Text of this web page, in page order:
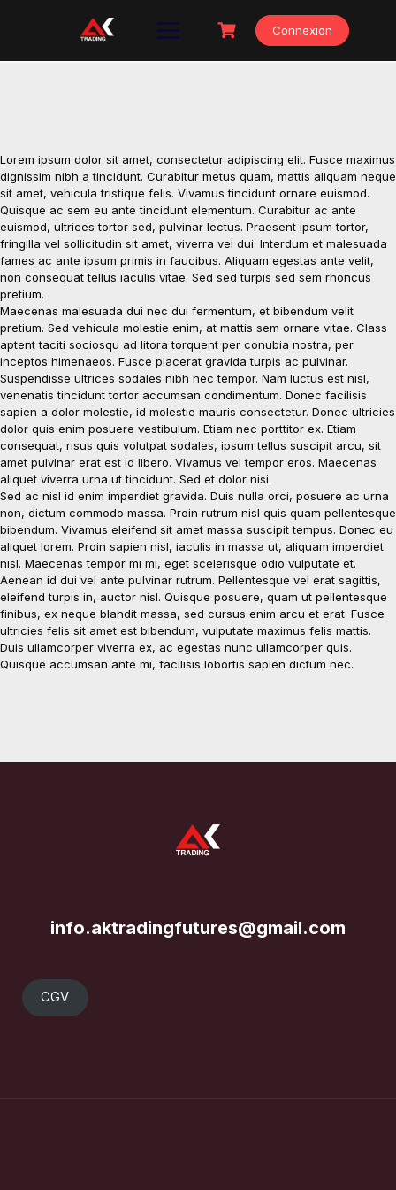
Connexion
Lorem ipsum dolor sit amet, consectetur adipiscing elit. Fusce maximus
dignissim nibh a tincidunt. Curabitur metus quam, mattis aliquam neque
sit amet, vehicula tristique felis. Vivamus tincidunt ornare euismod.
Quisque ac sem eu ante tincidunt elementum. Curabitur ac ante
euismod, ultrices tortor sed, pulvinar lectus. Praesent ipsum tortor,
fringilla vel sollicitudin sit amet, viverra vel dui. Interdum et malesuada
fames ac ante ipsum primis in faucibus. Aliquam egestas ante velit,
non consequat tellus iaculis vitae. Sed sed turpis sed sem rhoncus
pretium.
Maecenas malesuada dui nec dui fermentum, et bibendum velit
pretium. Sed vehicula molestie enim, at mattis sem ornare vitae. Class
aptent taciti sociosqu ad litora torquent per conubia nostra, per
inceptos himenaeos. Fusce placerat gravida turpis ac pulvinar.
Suspendisse ultrices sodales nibh nec tempor. Nam luctus est nisl,
venenatis tincidunt tortor accumsan condimentum. Donec facilisis
sapien a dolor molestie, id molestie mauris consectetur. Donec ultricies
dolor quis enim posuere vestibulum. Etiam nec porttitor ex. Etiam
consequat, risus quis volutpat sodales, ipsum tellus suscipit arcu, sit
amet pulvinar erat est id libero. Vivamus vel tempor eros. Maecenas
aliquet viverra urna ut tincidunt. Sed et dolor nisi.
Sed ac nisl id enim imperdiet gravida. Duis nulla orci, posuere ac urna
non, dictum commodo massa. Proin rutrum nisl quis quam pellentesque
bibendum. Vivamus eleifend sit amet massa suscipit tempus. Donec eu
aliquet lorem. Proin sapien nisl, iaculis in massa ut, aliquam imperdiet
nisl. Maecenas tempor mi mi, eget scelerisque odio vulputate et.
Aenean id dui vel ante pulvinar rutrum. Pellentesque vel erat sagittis,
eleifend turpis in, auctor nisl. Quisque posuere, quam ut pellentesque
finibus, ex neque blandit massa, sed cursus enim arcu et erat. Fusce
ultricies felis sit amet est bibendum, vulputate maximus felis mattis.
Duis ullamcorper viverra ex, ac egestas nunc ullamcorper quis.
Quisque accumsan ante mi, facilisis lobortis sapien dictum nec.
info.aktradingfutures@gmail.com
CGV